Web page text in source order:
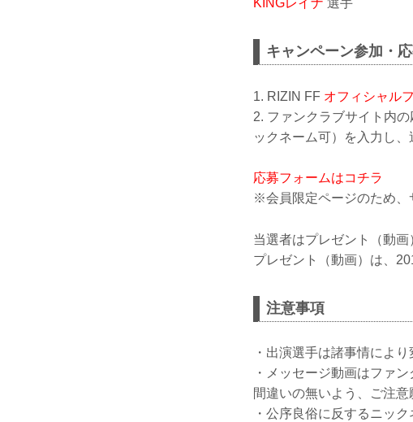
KINGレイナ 選手
キャンペーン参加・
1. RIZIN FF オフィシャル
2. ファンクラブサイト内
ックネーム可）を入力し、
応募フォームはコチラ
※会員限定ページのため、
当選者はプレゼント（動画
プレゼント（動画）は、
注意事項
・出演選手は諸事情によ
・メッセージ動画はファ
間違いの無いよう、ご注意
・公序良俗に反するニッ